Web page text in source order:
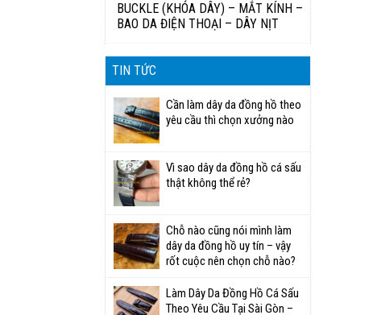
BUCKLE (KHÓA DÂY) – MẮT KÍNH –
BAO DA ĐIỆN THOẠI – DÂY NỊT
TIN TỨC
Cần làm dây da đồng hồ theo
yêu cầu thì chọn xưởng nào
Vì sao dây da đồng hồ cá sấu
thật không thể rẻ?
Chỗ nào cũng nói mình làm
dây da đồng hồ uy tín – vậy
rốt cuộc nên chọn chỗ nào?
Làm Dây Da Đồng Hồ Cá Sấu
Theo Yêu Cầu Tại Sài Gòn –